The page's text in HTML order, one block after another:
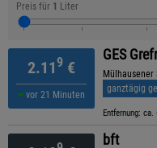
Preis für 1 Liter
2.119 €
vor 21 Minuten
GES
Mülhausener
ganztägig
Entfernung: ca.
bft